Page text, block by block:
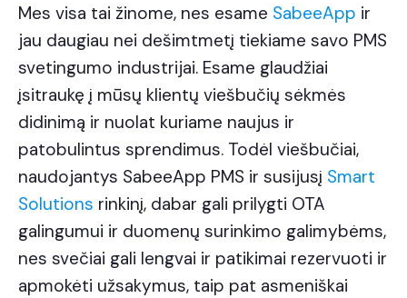
Mes visa tai žinome, nes esame SabeeApp ir
jau daugiau nei dešimtmetį tiekiame savo PMS
svetingumo industrijai. Esame glaudžiai
įsitraukę į mūsų klientų viešbučių sėkmės
didinimą ir nuolat kuriame naujus ir
patobulintus sprendimus. Todėl viešbučiai,
naudojantys SabeeApp PMS ir susijusį Smart
Solutions rinkinį, dabar gali prilygti OTA
galingumui ir duomenų surinkimo galimybėms,
nes svečiai gali lengvai ir patikimai rezervuoti ir
apmokėti užsakymus, taip pat asmeniškai